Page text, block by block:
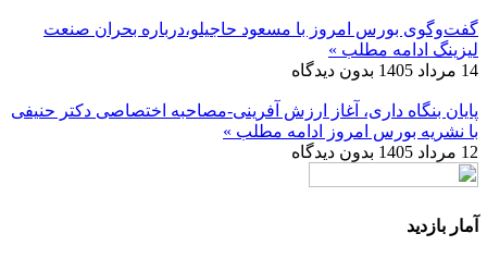
گفت‌وگوی بورس امروز با مسعود حاجیلو،درباره بحران صنعت
لیزینگ ادامه مطلب »
14 مرداد 1405
بدون دیدگاه
پایان بنگاه داری، آغاز ارزش آفرینی-مصاحبه اختصاصی دکتر حنیفی
با نشریه بورس امروز
ادامه مطلب »
12 مرداد 1405
بدون دیدگاه
آمار بازدید